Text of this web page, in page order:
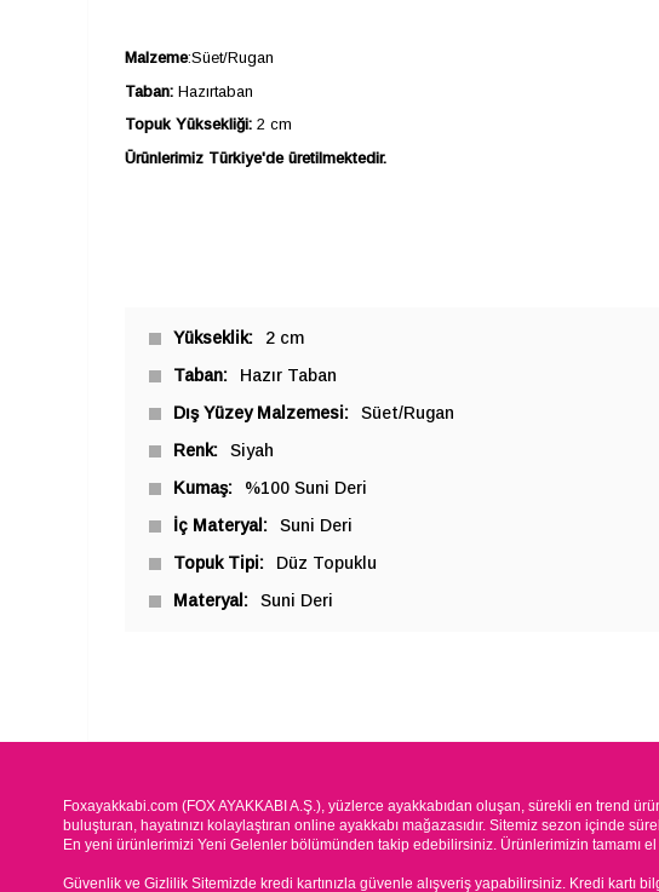
Malzeme:Süet/Rugan
Taban: Hazırtaban
Topuk Yüksekliği: 2 cm
Ürünlerimiz Türkiye'de üretilmektedir.
Yükseklik
2 cm
Taban
Hazır Taban
Dış Yüzey Malzemesi
Süet/Rugan
Renk
Siyah
Kumaş
%100 Suni Deri
İç Materyal
Suni Deri
Topuk Tipi
Düz Topuklu
Materyal
Suni Deri
Foxayakkabi.com (FOX AYAKKABI A.Ş.), yüzlerce ayakkabıdan oluşan, sürekli en trend
buluşturan, hayatınızı kolaylaştıran online ayakkabı mağazasıdır. Sitemiz sezon içinde
En yeni ürünlerimizi Yeni Gelenler bölümünden takip edebilirsiniz. Ürünlerimizin tamamı
Güvenlik ve Gizlilik Sitemizde kredi kartınızla güvenle alışveriş yapabilirsiniz. Kredi kartı